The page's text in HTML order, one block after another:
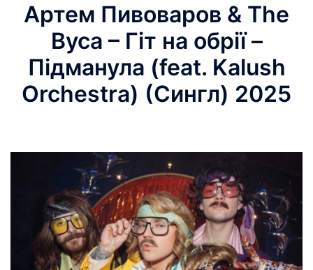
Артем Пивоваров & The
Вуса – Гіт на обрії –
Підманула (feat. Kalush
Orchestra) (Сингл) 2025